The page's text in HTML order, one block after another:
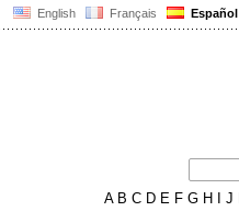
English Français Español
AB C D E F G H J